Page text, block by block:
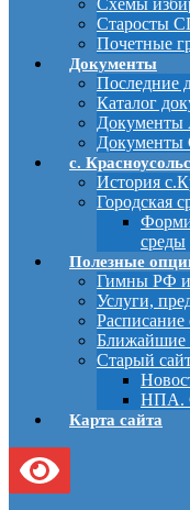
Старосты
Почетные
Документы
Последние
Каталог
Документы
Документы
с.
История
Городская
среды
Полезные
Гимны РФ
Услуги,
Ближайшие
Старый
НПА.
Карта сайта